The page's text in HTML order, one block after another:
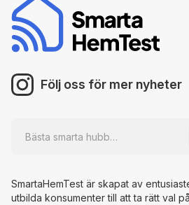
Följ oss för mer nyheter
SmartaHemTest är skapat av
utbilda konsumenter till att ta rätt val